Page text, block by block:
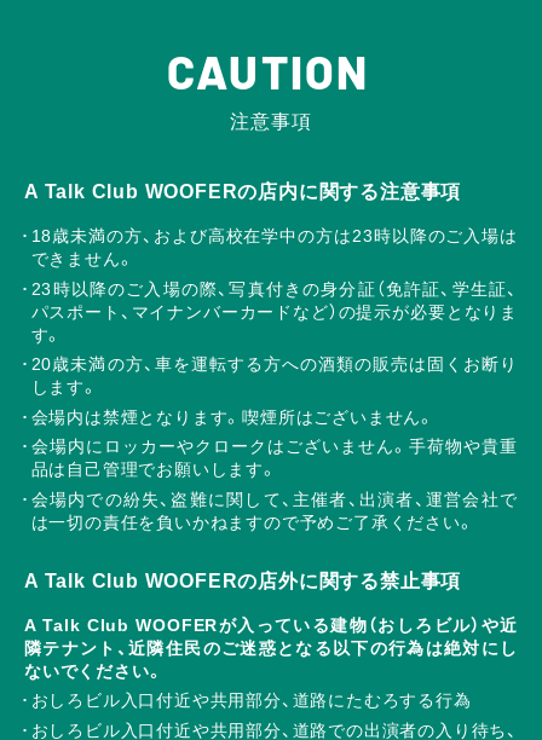
CAUTION
注意事項
A Talk Club WOOFERの店内に関する注意事項
18歳未満の方、および高校在学中の方は23時以降のご入場は
できません。
23時以降のご入場の際、写真付きの身分証（免許証、学生証、
パスポート、マイナンバーカードなど）の提示が必要となりま
す。
20歳未満の方、車を運転する方への酒類の販売は固くお断り
します。
会場内は禁煙となります。喫煙所はございません。
会場内にロッカーやクロークはございません。手荷物や貴重
品は自己管理でお願いします。
会場内での紛失、盗難に関して、主催者、出演者、運営会社で
は一切の責任を負いかねますので予めご了承ください。
A Talk Club WOOFERの店外に関する禁止事項
A Talk Club WOOFERが入っている建物（おしろビル）や近
隣テナント、近隣住民のご迷惑となる以下の行為は絶対にし
ないでください。
おしろビル入口付近や共用部分、道路にたむろする行為
おしろビル入口付近や共用部分、道路での出演者の入り待ち、